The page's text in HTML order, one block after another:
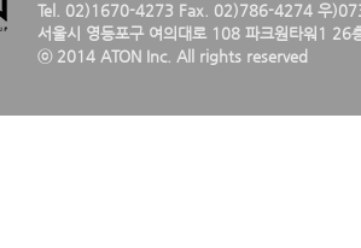
Tel. 02)1670-4273 Fax. 02)786-4274 우
서울시 영등포구 여의대로 108 파크원타워1 26
ⓒ 2014 ATON Inc. All rights reserved